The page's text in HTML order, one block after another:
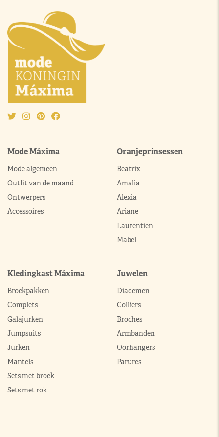
Mode Máxima
Mode algemeen
Outfit van de maand
Ontwerpers
Accessoires
Oranjeprinsessen
Beatrix
Amalia
Alexia
Ariane
Laurentien
Mabel
Kledingkast Máxima
Broekpakken
Complets
Galajurken
Jumpsuits
Jurken
Mantels
Sets met broek
Sets met rok
Juwelen
Diademen
Colliers
Broches
Armbanden
Oorhangers
Parures